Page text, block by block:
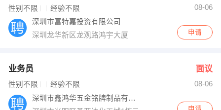
性别不限 经验不限
08-06
深圳市富特嘉投资有限公司
深圳龙华新区龙观路鸿宇大厦
申请
业务员 面议
性别不限 经验不限
08-06
深圳市鑫鸿华五金铭牌制品有限公司